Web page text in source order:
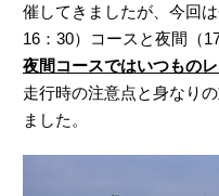
催してきましたが、今回
16：30）コースと夜間（
夜間コースではいつもの
走行時の注意点と身なり
ました。